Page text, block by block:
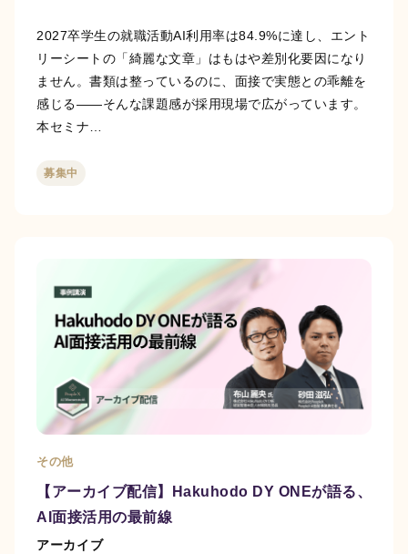
2027卒学生の就職活動AI利用率は84.9%に達し、エント
リーシートの「綺麗な文章」はもはや差別化要因になり
ません。書類は整っているのに、面接で実態との乖離を
感じる——そんな課題感が採用現場で広がっています。
本セミナ…
募集中
その他
【アーカイブ配信】Hakuhodo DY ONEが語る、
AI面接活用の最前線
アーカイブ